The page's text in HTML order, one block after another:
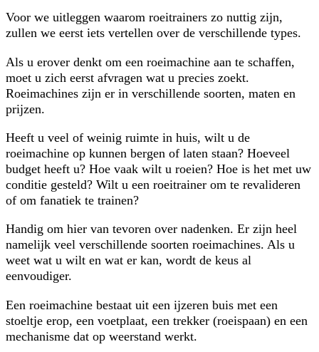
Voor we uitleggen waarom roeitrainers zo nuttig zijn,
zullen we eerst iets vertellen over de verschillende types.
Als u erover denkt om een roeimachine aan te schaffen,
moet u zich eerst afvragen wat u precies zoekt.
Roeimachines zijn er in verschillende soorten, maten en
prijzen.
Heeft u veel of weinig ruimte in huis, wilt u de
roeimachine op kunnen bergen of laten staan? Hoeveel
budget heeft u? Hoe vaak wilt u roeien? Hoe is het met uw
conditie gesteld? Wilt u een roeitrainer om te revalideren
of om fanatiek te trainen?
Handig om hier van tevoren over nadenken. Er zijn heel
namelijk veel verschillende soorten roeimachines. Als u
weet wat u wilt en wat er kan, wordt de keus al
eenvoudiger.
Een roeimachine bestaat uit een ijzeren buis met een
stoeltje erop, een voetplaat, een trekker (roeispaan) en een
mechanisme dat op weerstand werkt.